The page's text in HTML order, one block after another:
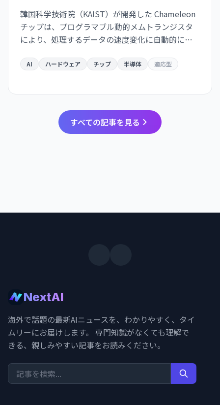
韓国科学技術院（KAIST）が開発した Chameleon
チップは、プログラマブル動的メムトランジスタ
により、処理するデータの速度変化に自動的に適
互換で量産化が可能。ウェアラブル・自動運転・
AI ハードウェア チップ 半導体 適応型
すべての記事を見る
NextAI
海外で話題の最新AIニュースを、わかりやすく、タイ
ムリーにお届けします。 専門知識がなくても理解で
きる、親しみやすい記事をお読みください。